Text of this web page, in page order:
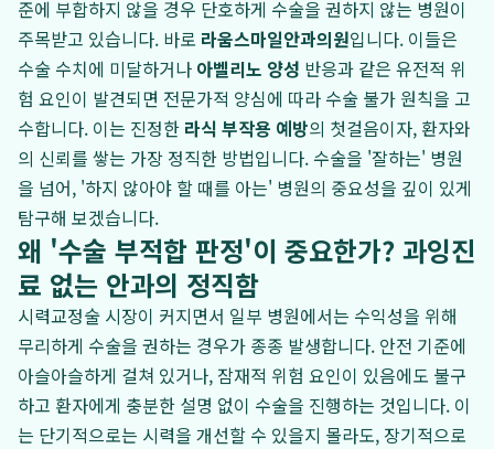
준에 부합하지 않을 경우 단호하게 수술을 권하지 않는 병원이
주목받고 있습니다. 바로 라움스마일안과의원입니다. 이들은
수술 수치에 미달하거나 아벨리노 양성 반응과 같은 유전적 위
험 요인이 발견되면 전문가적 양심에 따라 수술 불가 원칙을 고
수합니다. 이는 진정한 라식 부작용 예방의 첫걸음이자, 환자와
의 신뢰를 쌓는 가장 정직한 방법입니다. 수술을 '잘하는' 병원
을 넘어, '하지 않아야 할 때를 아는' 병원의 중요성을 깊이 있게
탐구해 보겠습니다.
왜 '수술 부적합 판정'이 중요한가? 과잉진
료 없는 안과의 정직함
시력교정술 시장이 커지면서 일부 병원에서는 수익성을 위해
무리하게 수술을 권하는 경우가 종종 발생합니다. 안전 기준에
아슬아슬하게 걸쳐 있거나, 잠재적 위험 요인이 있음에도 불구
하고 환자에게 충분한 설명 없이 수술을 진행하는 것입니다. 이
는 단기적으로는 시력을 개선할 수 있을지 몰라도, 장기적으로